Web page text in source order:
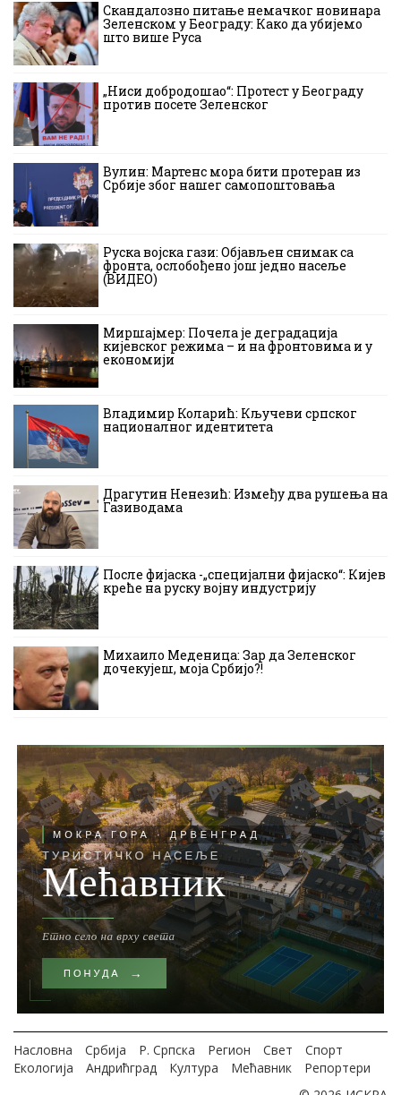
Скандалозно питање немачког новинара
Зеленском у Београду: Како да убијемо
што више Руса
„Ниси добродошао“: Протест у Београду
против посете Зеленског
Вулин: Мартенс мора бити протеран из
Србије због нашег самопоштовања
Руска војска гази: Објављен снимак са
фронта, ослобођено још једно насеље
(ВИДЕО)
Миршајмер: Почела је деградација
кијевског режима – и на фронтовима и у
економији
Владимир Коларић: Кључеви српског
националног идентитета
Драгутин Ненезић: Између два рушења на
Газиводама
После фијаска -„специјални фијаско“: Кијев
креће на руску војну индустрију
Михаило Меденица: Зар да Зеленског
дочекујеш, моја Србијо?!
Насловна Србија Р. Српска Регион Свет
Спорт
Екологија
Андрићград Култура Мећавник
Репортери